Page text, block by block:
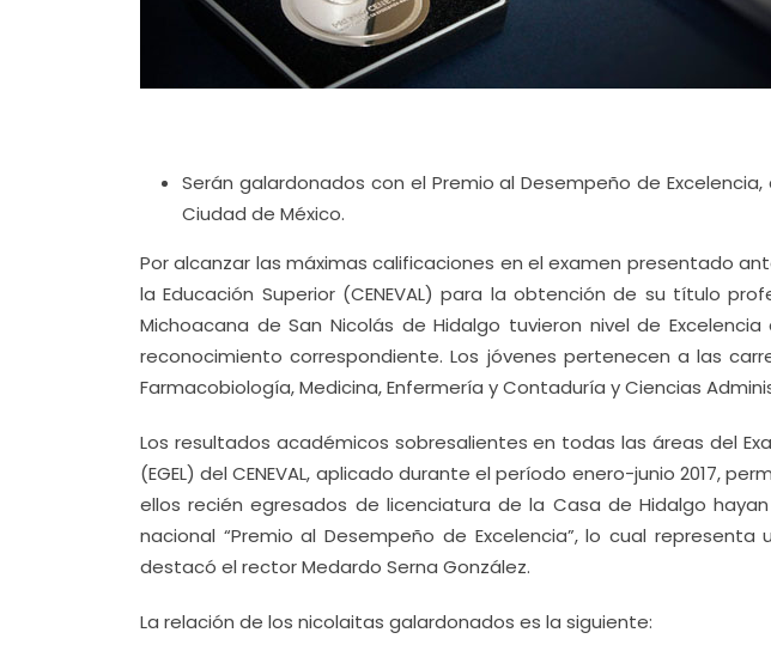
Serán galardonados con el Premio al Desempeño de
Ciudad de México.
Por alcanzar las máximas calificaciones en el examen presentado
la Educación Superior (CENEVAL) para la obtención de su título
Michoacana de San Nicolás de Hidalgo tuvieron nivel de
reconocimiento correspondiente. Los jóvenes pertenecen a las
Farmacobiología, Medicina, Enfermería y Contaduría y Ciencias
Los resultados académicos sobresalientes en todas las áreas del
(EGEL) del CENEVAL, aplicado durante el período enero-junio 2017,
ellos recién egresados de licenciatura de la Casa de Hidalgo
nacional “Premio al Desempeño de Excelencia”, lo cual
destacó el rector Medardo Serna González.
La relación de los nicolaitas galardonados es la siguiente: